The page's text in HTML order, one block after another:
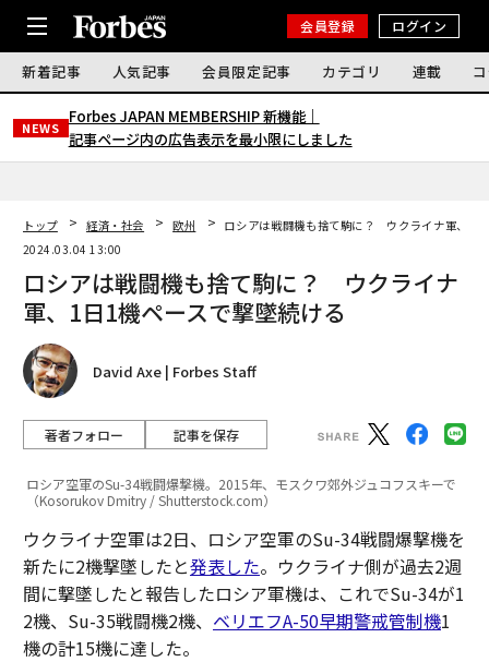
会員登録 ログイン
新着記事 人気記事 会員限定記事 カテゴリ 連載
NEWS
Forbes JAPAN MEMBERSHIP 新機能｜
記事ページ内の広告表示を最小限にしました
トップ 経済・社会 欧州
ロシアは戦闘機も捨て駒に？ ウクライナ軍、1
2024.03.04 13:00
ロシアは戦闘機も捨て駒に？ ウクライナ
軍、1日1機ペースで撃墜続ける
David Axe | Forbes Staff
著者フォロー 記事を保存
ロシア空軍のSu-34戦闘爆撃機。2015年、モスクワ郊外ジュコフスキーで
（Kosorukov Dmitry / Shutterstock.com）
ウクライナ空軍は2日、ロシア空軍のSu-34戦闘爆撃機を
新たに2機撃墜したと発表した。ウクライナ側が過去2週
間に撃墜したと報告したロシア軍機は、これでSu-34が1
2機、Su-35戦闘機2機、 ベリエフA-50早期警戒管制機1
機の計15機に達した。